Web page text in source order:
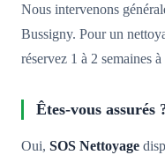
Nous intervenons
Bussigny. Pour un
réservez 1 à 2 semaines à
Êtes-vous assurés
Oui, SOS Nettoyage